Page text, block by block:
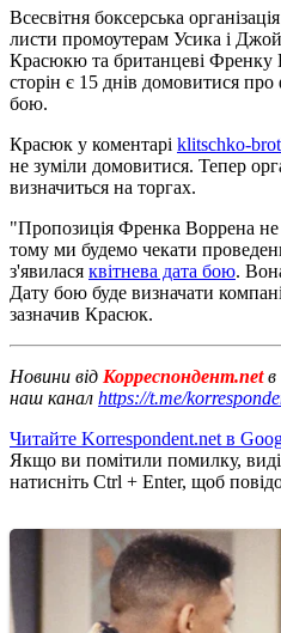
Всесвітня боксерська
листи промоутерам Усика і
Красюкю та британцеві Френку
сторін є 15 днів домовитися про
бою.
Красюк у коментарі klitschko-
не зуміли домовитися. Тепер
визначиться на торгах.
"Пропозиція Френка Воррена не
тому ми будемо чекати
з'явилася квітнева дата бою.
Дату бою буде визначати
зазначив Красюк.
Новини від Корреспондент.netв
наш канал https://t.me/
Читайте Korrespondent.net в
Якщо ви помітили помилку,
натисніть Ctrl + Enter, щоб